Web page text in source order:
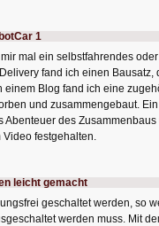
1
mal ein selbstfahrendes
fand ich einen Bausatz,
einem Blog fand ich eine
und zusammengebaut.
Abenteuer des
Video festgehalten.
leicht gemacht
geschaltet werden, so
werden muss. Mit